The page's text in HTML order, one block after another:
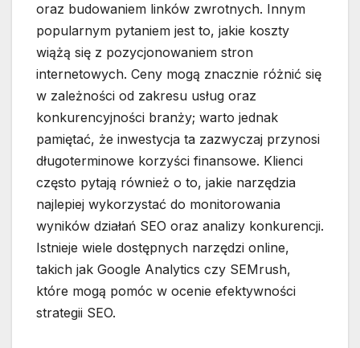
oraz budowaniem linków zwrotnych. Innym
popularnym pytaniem jest to, jakie koszty
wiążą się z pozycjonowaniem stron
internetowych. Ceny mogą znacznie różnić się
w zależności od zakresu usług oraz
konkurencyjności branży; warto jednak
pamiętać, że inwestycja ta zazwyczaj przynosi
długoterminowe korzyści finansowe. Klienci
często pytają również o to, jakie narzędzia
najlepiej wykorzystać do monitorowania
wyników działań SEO oraz analizy konkurencji.
Istnieje wiele dostępnych narzędzi online,
takich jak Google Analytics czy SEMrush,
które mogą pomóc w ocenie efektywności
strategii SEO.